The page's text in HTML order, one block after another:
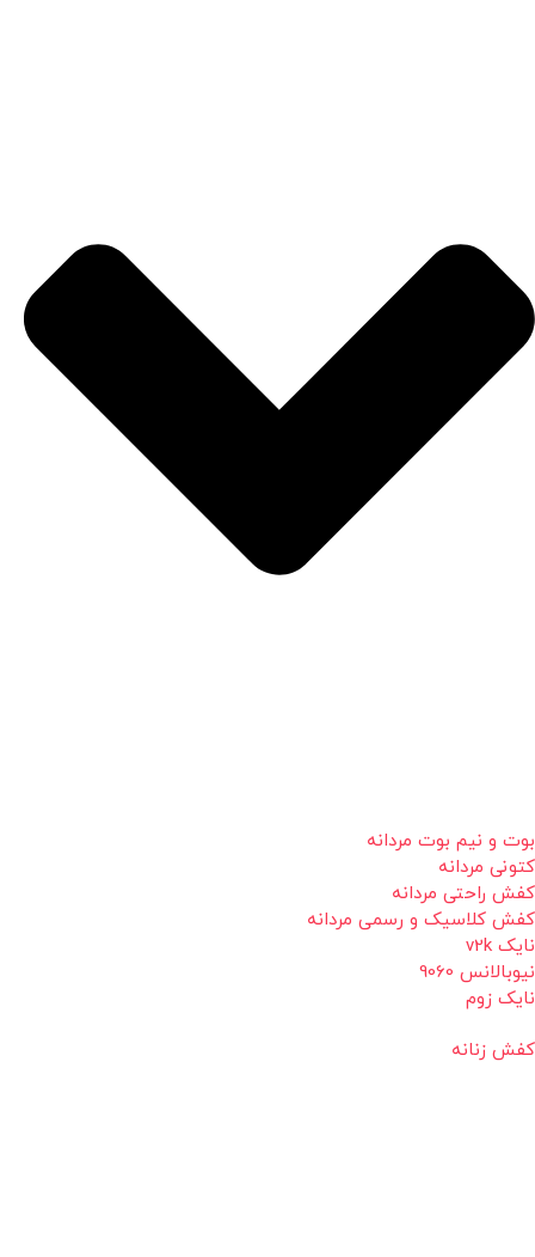
بوت و نیم بوت مردانه
کتونی مردانه
کفش راحتی مردانه
کفش کلاسیک و رسمی مردانه
نایک v2k
نیوبالانس 9060
نایک زوم
کفش زنانه